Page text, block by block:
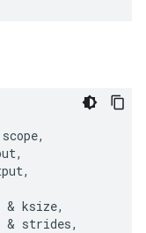
scope,
,
,
& ksize,
& strides,